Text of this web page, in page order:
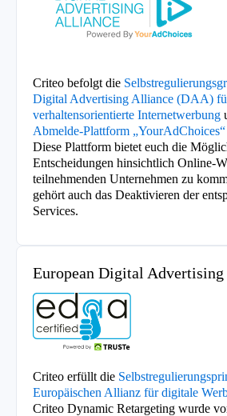
Criteo befolgt die
Digital Advertising Alliance (DAA)
verhaltensorientierte Internetwerbung
Abmelde-Plattform
Diese Plattform bietet euch die
Entscheidungen hinsichtlich Online-
teilnehmenden Unternehmen zu
gehört auch das Deaktivieren der
Services.
European Digital
Criteo erfüllt die
Europäischen Allianz für digitale
Criteo Dynamic Retargeting wurde